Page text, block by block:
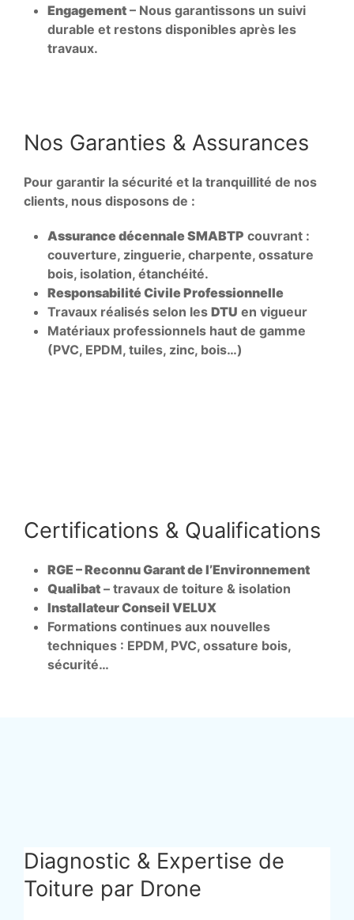
Engagement – Nous garantissons un suivi
durable et restons disponibles après les
travaux.
Nos Garanties & Assurances
Pour garantir la sécurité et la tranquillité de nos
clients, nous disposons de :
Assurance décennale SMABTP couvrant :
couverture, zinguerie, charpente, ossature
bois, isolation, étanchéité.
Responsabilité Civile Professionnelle
Travaux réalisés selon les DTU en vigueur
Matériaux professionnels haut de gamme
(PVC, EPDM, tuiles, zinc, bois…)
Certifications & Qualifications
RGE – Reconnu Garant de l’Environnement
Qualibat – travaux de toiture & isolation
Installateur Conseil VELUX
Formations continues aux nouvelles
techniques : EPDM, PVC, ossature bois,
sécurité…
Diagnostic & Expertise de
Toiture par Drone